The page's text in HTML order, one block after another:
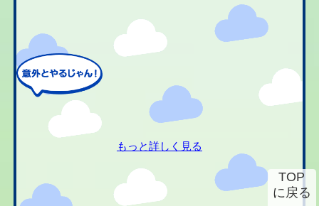
もっと詳しく見る
TOP
に戻る